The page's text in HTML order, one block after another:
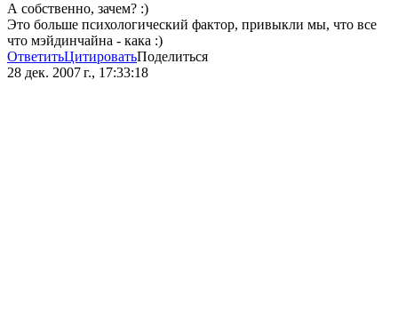
А собственно, зачем? :)
Это больше психологический фактор, привыкли мы, что все
что мэйдинчайна - кака :)
ОтветитьЦитироватьПоделиться
28 дек. 2007 г., 17:33:18